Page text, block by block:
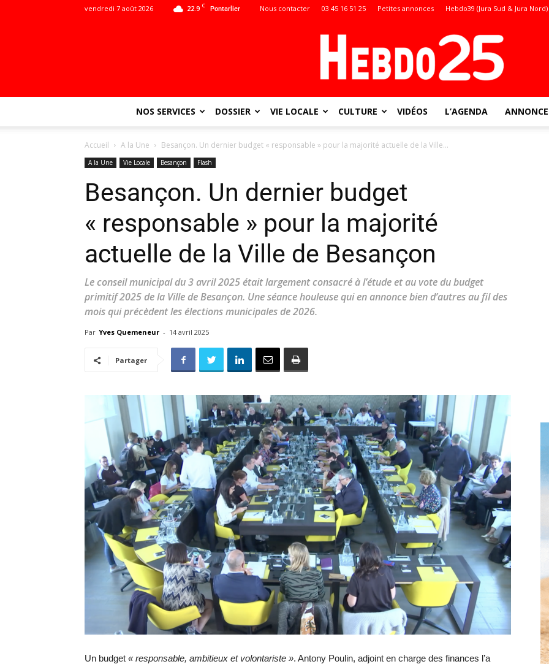
22.9 C Pontarlier
vendredi 7 août 2026 Nous contacter 03 45 16 51 25 Petites annonces Hebdo39 (Jura Sud & Jura Nord)
toute
locale
–
NOS SERVICES DOSSIER VIE LOCALE CULTURE VIDÉOS L’AGENDA
Accueil A la Une Besançon. Un dernier budget « responsable » pour la majorité actuelle de la Ville...
A la Une Vie Locale Besançon Flash
Besançon. Un dernier budget
« responsable » pour la majorité
actuelle de la Ville de Besançon
Le conseil municipal du 3 avril 2025 était largement consacré à l’étude et au vote du budget
primitif 2025 de la Ville de Besançon. Une séance houleuse qui en annonce bien d’autres au fil des
mois qui précèdent les élections municipales de 2026.
Par Yves Quemeneur - 14 avril 2025
Partager
Un budget « responsable, ambitieux et volontariste ». Antony Poulin, adjoint en charge des finances l’a